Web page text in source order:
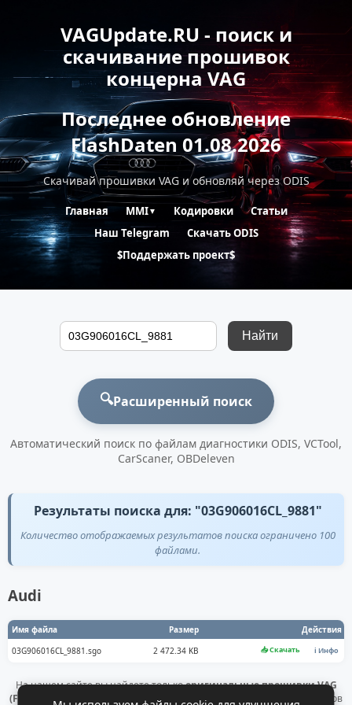
VAGUpdate.RU - поиск и
скачивание прошивок
концерна VAG
Последнее обновление
FlashDaten 01.08.2026
Скачивай прошивки VAG и обновляй через ODIS
Главная MMI▼ Кодировки
Статьи
Наш Telegram
Скачать ODIS
$Поддержать проект$
Найти
🔍Расширенный поиск
Автоматический поиск по файлам диагностики ODIS, VCTool,
CarScaner, OBDeleven
Результаты поиска для: "03G906016CL_9881"
Количество отображаемых результатов поиска ограничено 100
файлами.
Audi
Имя файла Размер
Действия
03G906016CL_9881.sgo
2 472.34 KB 📥 Скачать ℹ️ Инфо
На нашем сайте вы найдете толькооригинальные прошивки VAG
(Flashdaten)
. Все файлы получены напрямую с официальных серверов